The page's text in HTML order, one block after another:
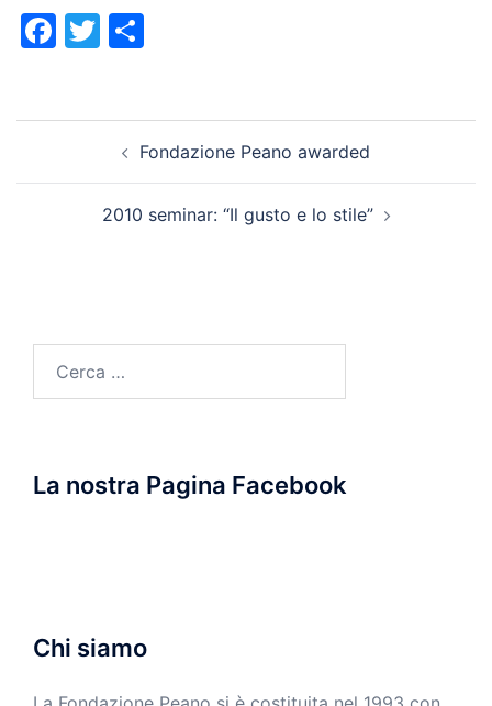
Facebook
Twitter
Fondazione Peano awarded
2010 seminar: “Il gusto e lo stile”
La nostra Pagina Facebook
Chi siamo